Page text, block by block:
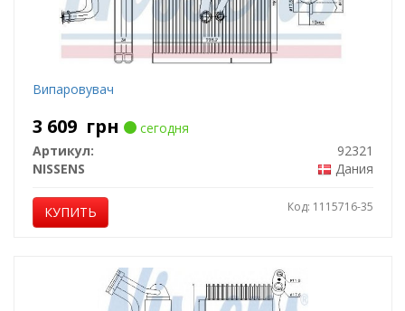
Випаровувач
3 609 грн
сегодня
Артикул:
92321
NISSENS
Дания
КУПИТЬ Код: 1115716-35